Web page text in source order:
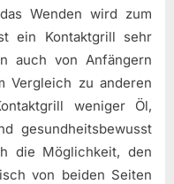
Wenden wird zum
ein Kontaktgrill sehr
auch von Anfängern
Vergleich zu anderen
weniger Öl,
gesundheitsbewusst
die Möglichkeit, den
von beiden Seiten